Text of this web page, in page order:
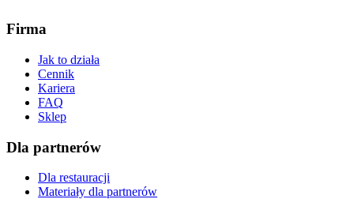
Firma
Jak to działa
Cennik
Kariera
FAQ
Sklep
Dla partnerów
Dla restauracji
Materiały dla partnerów